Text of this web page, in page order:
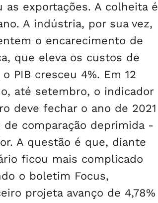
exportações. A colheita é
A indústria, por sua vez,
o encarecimento de
que eleva os custos de
PIB cresceu 4%. Em 12
até setembro, o indicador
deve fechar o ano de 2021
comparação deprimida -
A questão é que, diante
ficou mais complicado
o boletim Focus,
projeta avanço de 4,78%